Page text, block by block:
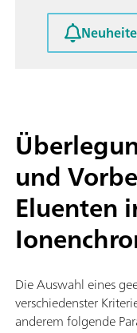
und
Eluenten
Die Auswahl eines
verschiedenster
anderem folgende